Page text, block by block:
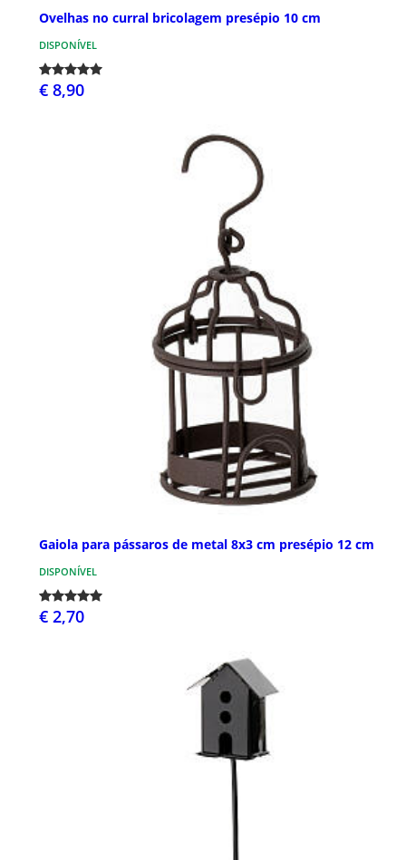
Ovelhas no curral bricolagem presépio 10 cm
DISPONÍVEL
€ 8,90
Gaiola para pássaros de metal 8x3 cm presépio 12 cm
DISPONÍVEL
€ 2,70